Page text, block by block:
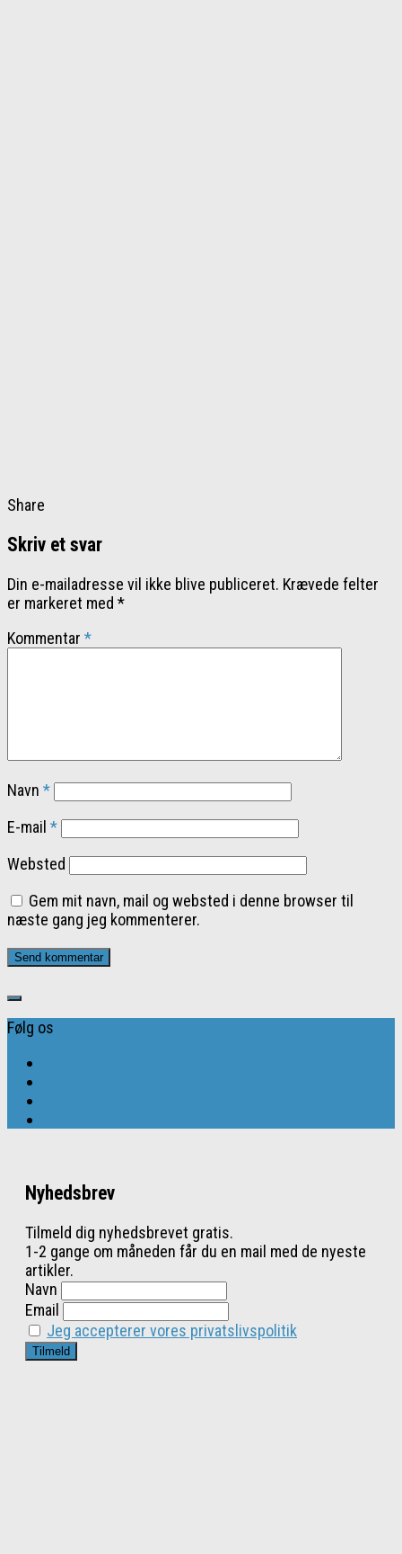
Share
Skriv et svar
Din e-mailadresse vil ikke blive publiceret. Krævede felter
er markeret med *
Kommentar *
Navn *
E-mail *
Websted
Gem mit navn, mail og websted i denne browser til
næste gang jeg kommenterer.
Følg os
Nyhedsbrev
Tilmeld dig nyhedsbrevet gratis.
1-2 gange om måneden får du en mail med de nyeste
artikler.
Navn
Email
Jeg accepterer vores privatslivspolitik